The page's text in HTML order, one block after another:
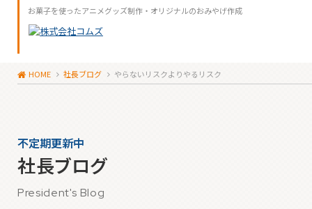
お菓子を使ったアニメグッズ制作・オリジナルのおみやげ作成
HOME 社長ブログ やらないリスクよりやるリスク
不定期更新中
社長ブログ
President's Blog